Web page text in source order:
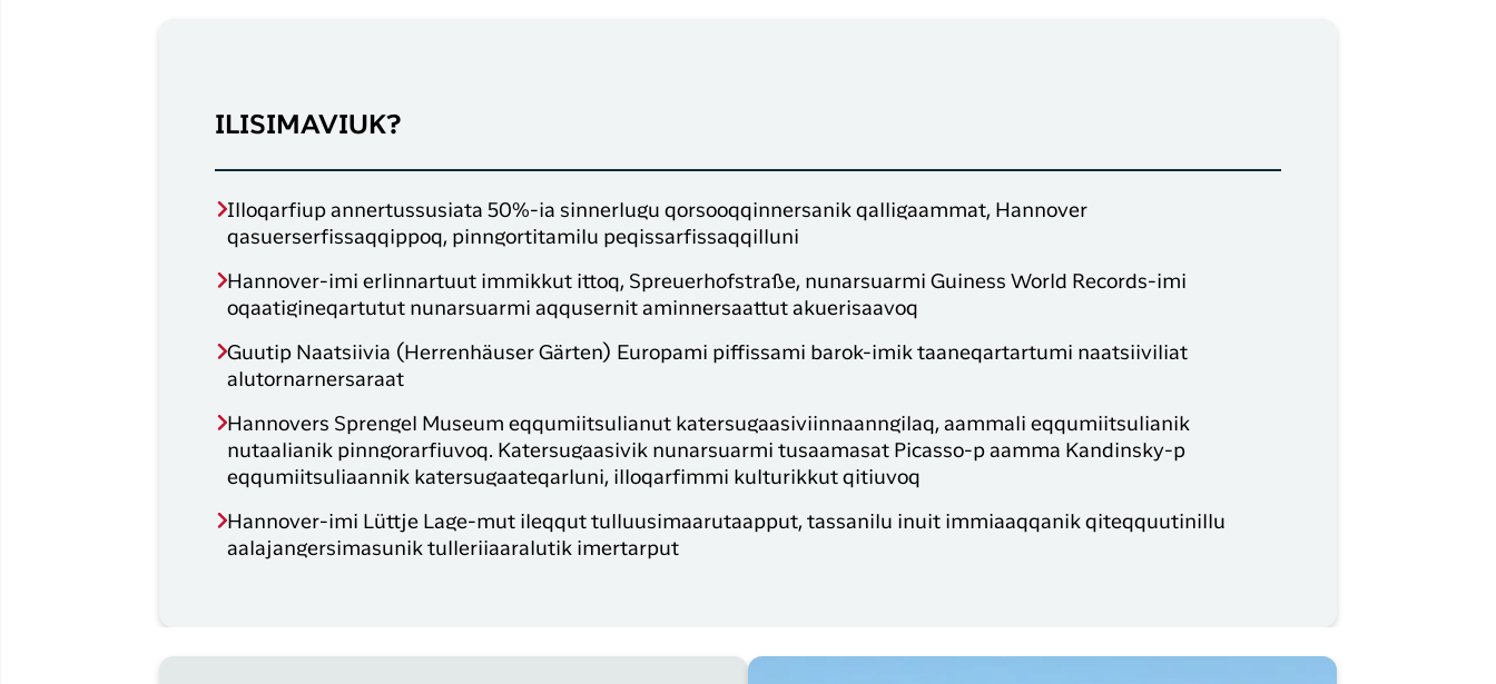
ILISIMAVIUK?
Illoqarfiup annertussusiata 50%-ia sinnerlugu qorsooqqinnersanik qalligaammat, Hannover
qasuerserfissaqqippoq, pinngortitamilu peqissarfissaqqilluni
Hannover-imi erlinnartuut immikkut ittoq, Spreuerhofstraße, nunarsuarmi Guiness World Records-imi
oqaatigineqartutut nunarsuarmi aqqusernit aminnersaattut akuerisaavoq
Guutip Naatsiivia (Herrenhäuser Gärten) Europami piffissami barok-imik taaneqartartumi naatsiiviliat
alutornarnersaraat
Hannovers Sprengel Museum eqqumiitsulianut katersugaasiviinnaanngilaq, aammali eqqumiitsulianik
nutaalianik pinngorarfiuvoq. Katersugaasivik nunarsuarmi tusaamasat Picasso-p aamma Kandinsky-p
eqqumiitsuliaannik katersugaateqarluni, illoqarfimmi kulturikkut qitiuvoq
Hannover-imi Lüttje Lage-mut ileqqut tulluusimaarutaapput, tassanilu inuit immiaaqqanik qiteqquutinillu
aalajangersimasunik tulleriiaaralutik imertarput